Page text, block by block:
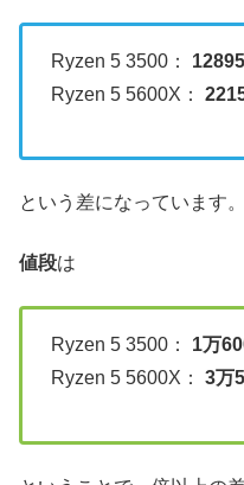
Ryzen 5 3500： 12895
Ryzen 5 5600X：
という差になっています。
値段は
Ryzen 5 3500： 1万
Ryzen 5 5600X： 3万